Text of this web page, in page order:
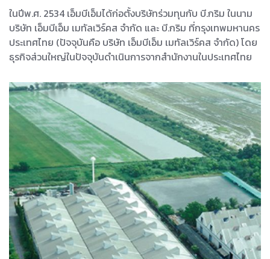
ในปีพ.ศ. 2534 เอ็มบีเอ็มได้ก่อตั้งบริษัทร่วมทุนกับ บี.กริม ในนาม
บริษัท เอ็มบีเอ็ม เมทัลเวิร์คส จำกัด และ บี.กริม ที่กรุงเทพมหานคร
ประเทศไทย (ปัจจุบันคือ บริษัท เอ็มบีเอ็ม เมทัลเวิร์คส จำกัด) โดย
ธุรกิจส่วนใหญ่ในปัจจุบันดำเนินการจากสำนักงานในประเทศไทย